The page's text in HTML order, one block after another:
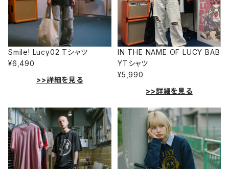
Smile! Lucy02 Tシャツ
¥6,490
>>詳細を見る
IN THE NAME OF LUCY BAB
YTシャツ
¥5,990
>>詳細を見る